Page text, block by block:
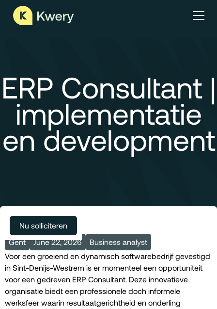
ERP Consultant |
implementatie
en development
Meer vacatures
Gent June 22, 2026
Business analyst
Voor een groeiend en dynamisch softwarebedrijf gevestigd
in Sint-Denijs-Westrem is er momenteel een opportuniteit
voor een gedreven ERP Consultant. Deze innovatieve
organisatie biedt een professionele doch informele
werksfeer waarin resultaatgerichtheid en onderling
Nu solliciteren